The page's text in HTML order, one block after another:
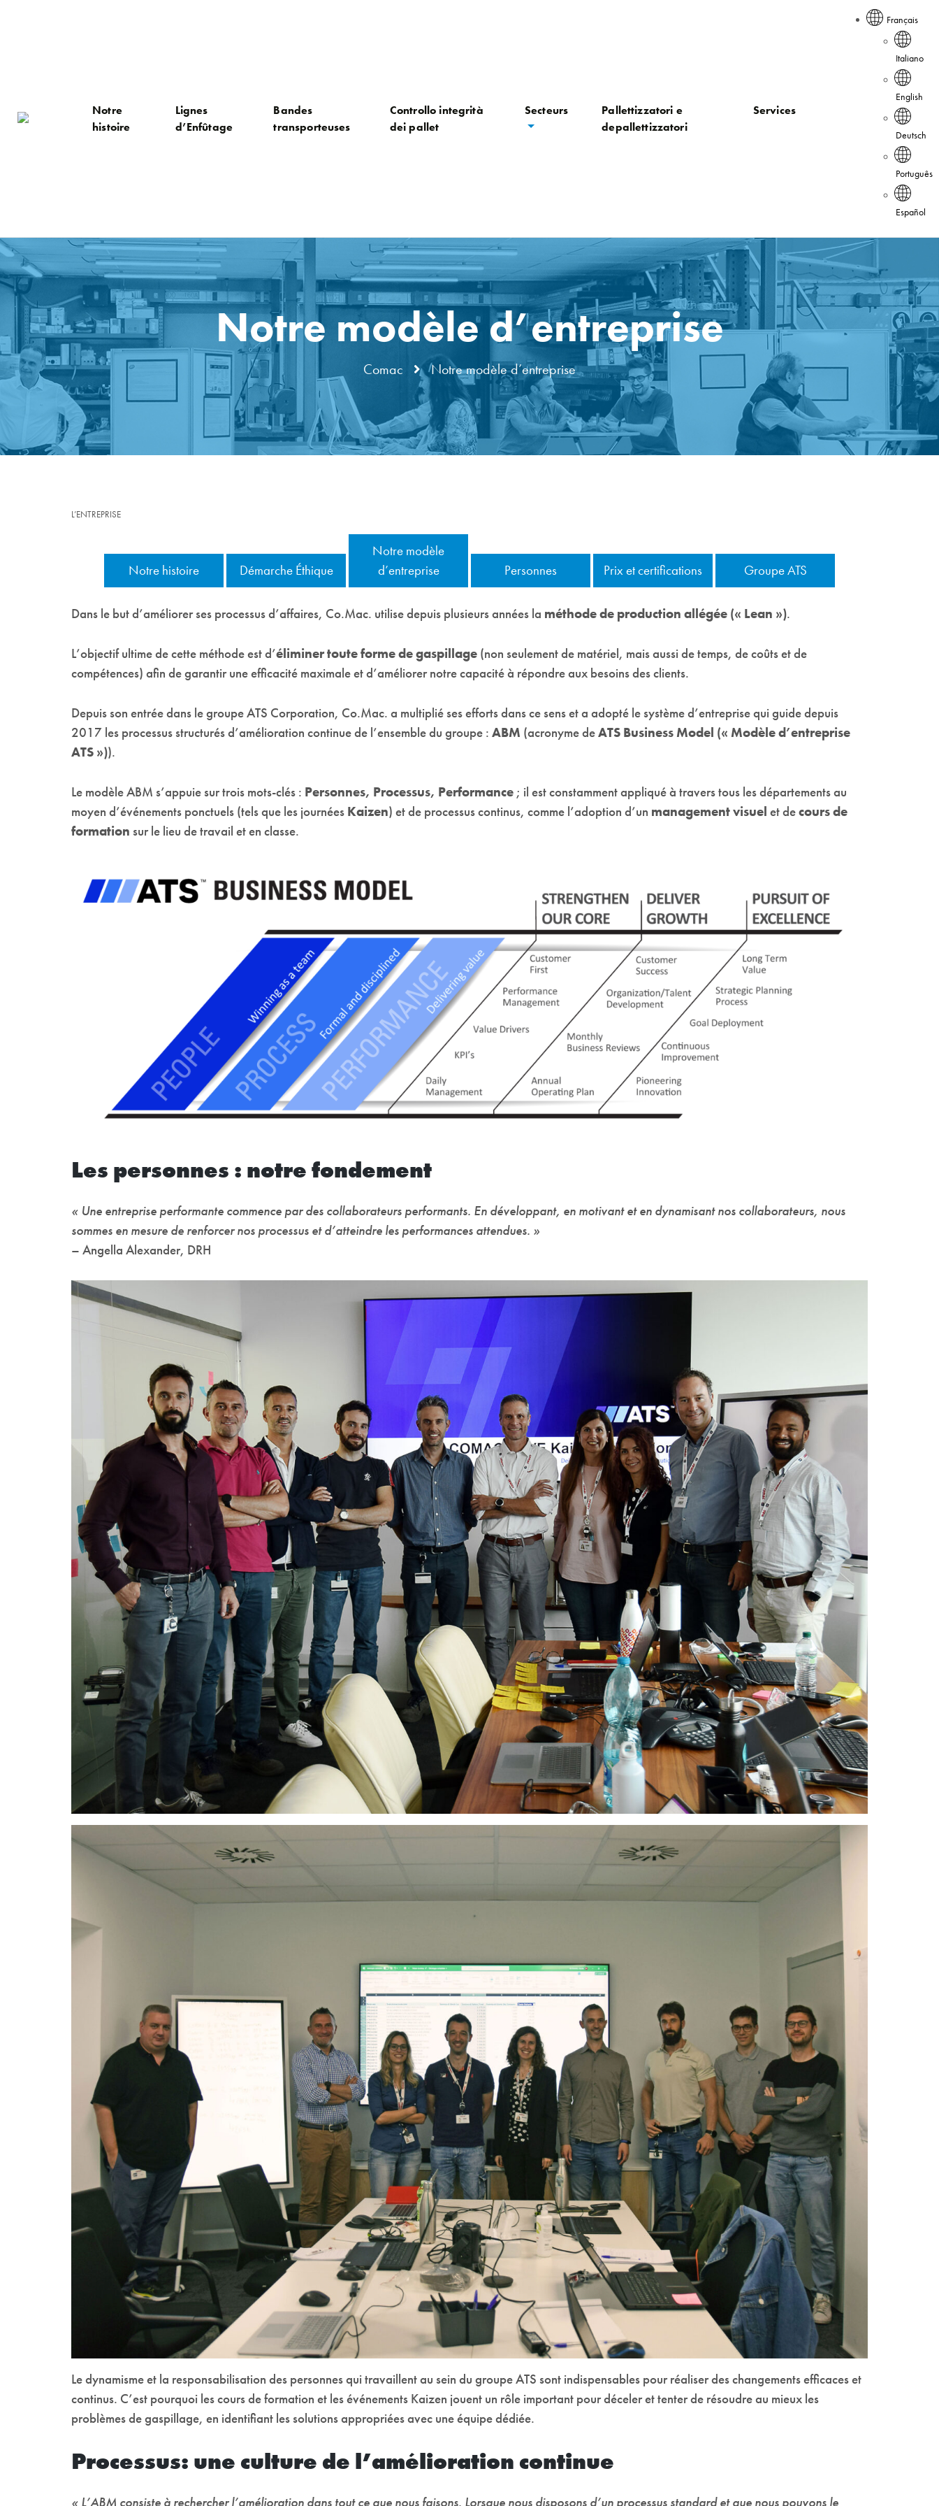
Notre
histoire
Lignes
d’Enfûtage
Bandes
transporteuses
Controllo integrità
dei pallet
Secteurs
Pallettizzatori e
depallettizzatori
Services
Français
Italiano
English
Deutsch
Português
Español
Notre modèle d’entreprise
Comac Notre modèle d’entreprise
L’ENTREPRISE
Notre histoire Démarche Éthique
Notre modèle
d’entreprise
Personnes Prix et certifications Groupe ATS
Dans le but d’améliorer ses processus d’affaires, Co.Mac. utilise depuis plusieurs années la méthode de production allégée (« Lean »).
L’objectif ultime de cette méthode est d’éliminer toute forme de gaspillage (non seulement de matériel, mais aussi de temps, de coûts et de
compétences) afin de garantir une efficacité maximale et d’améliorer notre capacité à répondre aux besoins des clients.
Depuis son entrée dans le groupe ATS Corporation, Co.Mac. a multiplié ses efforts dans ce sens et a adopté le système d’entreprise qui guide depuis
2017 les processus structurés d’amélioration continue de l’ensemble du groupe : ABM (acronyme deATS Business Model (« Modèle d’entreprise
ATS »)).
Le modèle ABM s’appuie sur trois mots-clés : Personnes, Processus, Performance ; il est constamment appliqué à travers tous les départements au
moyen d’événements ponctuels (tels que les journées Kaizen) et de processus continus, comme l’adoption d’un management visuel et decours de
formation sur le lieu de travail et en classe.
Les personnes : notre fondement
« Une entreprise performante commence par des collaborateurs performants. En développant, en motivant et en dynamisant nos collaborateurs, nous
sommes en mesure de renforcer nos processus et d’atteindre les performances attendues. »
– Angella Alexander, DRH
Le dynamisme et la responsabilisation des personnes qui travaillent au sein du groupe ATS sont indispensables pour réaliser des changements efficaces et
continus. C’est pourquoi les cours de formation et les événements Kaizen jouent un rôle important pour déceler et tenter de résoudre au mieux les
problèmes de gaspillage, en identifiant les solutions appropriées avec une équipe dédiée.
Processus: une culture de l’amélioration continue
« L’ABM consiste à rechercher l’amélioration dans tout ce que nous faisons. Lorsque nous disposons d’un processus standard et que nous pouvons le